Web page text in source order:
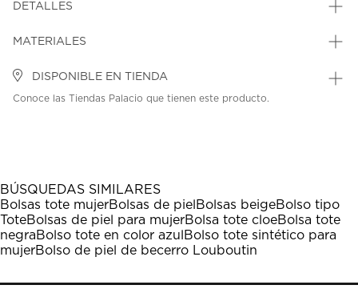
DETALLES
MATERIALES
DISPONIBLE EN TIENDA
Conoce las Tiendas Palacio que tienen este producto.
BÚSQUEDAS SIMILARES
Bolsas tote mujerBolsas de piel Bolsas beigeBolso tipo
ToteBolsas de piel para mujerBolsa tote cloeBolsa tote
negraBolso tote en color azul Bolso tote sintético para
mujerBolso de piel de becerro Louboutin